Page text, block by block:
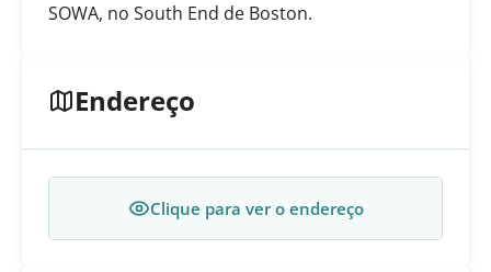
SOWA, no South End de Boston.
Endereço
Clique para ver o endereço